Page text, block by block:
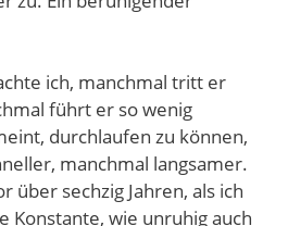
ich, manchmal tritt er
führt er so wenig
durchlaufen zu können,
manchmal langsamer.
über sechzig Jahren, als ich
Konstante, wie unruhig auch